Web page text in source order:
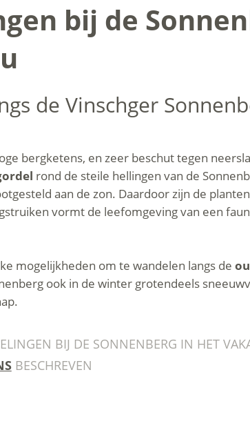
bij de
de Vinschger
bergketens, en zeer beschut tegen
rond de steile hellingen van de
aan de zon. Daardoor zijn de
vormt de leefomgeving van een
mogelijkheden om te wandelen langs de
ook in de winter grotendeels
BIJ DE SONNENBERG IN HET
BESCHREVEN